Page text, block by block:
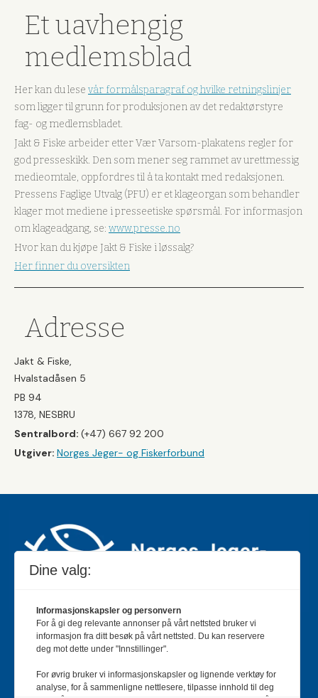
Et uavhengig
medlemsblad
Her kan du lese vår formålsparagraf og hvilke retningslinjer
som ligger til grunn for produksjonen av det redaktørstyre
fag- og medlemsbladet.
Jakt & Fiske arbeider etter Vær Varsom-plakatens regler for
god presseskikk. Den som mener seg rammet av urettmessig
medieomtale, oppfordres til å ta kontakt med redaksjonen.
Pressens Faglige Utvalg (PFU) er et klageorgan som behandler
klager mot mediene i presseetiske spørsmål. For informasjon
om klageadgang, se: www.presse.no
Hvor kan du kjøpe Jakt & Fiske i løssalg?
Her finner du oversikten
Adresse
Jakt & Fiske,
Hvalstadåsen 5
PB 94
1378, NESBRU
Sentralbord: (+47) 667 92 200
Utgiver: Norges Jeger- og Fiskerforbund
Jakt & Fiske er landets største og eldste magasin for
jakt- og fiskeinteresserte med 195 000 månedlige
Bladet er en månedlig publikasjon og utgis av Norges
Dine valg:
Informasjonskapsler og personvern
For å gi deg relevante annonser på vårt nettsted bruker vi
informasjon fra ditt besøk på vårt nettsted. Du kan reservere
deg mot dette under "Innstillinger".
For øvrig bruker vi informasjonskapsler og lignende verktøy for
analyse, for å sammenligne nettlesere, tilpasse innhold til deg